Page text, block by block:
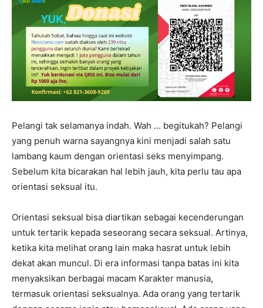
Pelangi tak selamanya indah. Wah … begitukah? Pelangi
yang penuh warna sayangnya kini menjadi salah satu
lambang kaum dengan orientasi seks menyimpang.
Sebelum kita bicarakan hal lebih jauh, kita perlu tau apa
orientasi seksual itu.
Orientasi seksual bisa diartikan sebagai kecenderungan
untuk tertarik kepada seseorang secara seksual. Artinya,
ketika kita melihat orang lain maka hasrat untuk lebih
dekat akan muncul. Di era informasi tanpa batas ini kita
menyaksikan berbagai macam Karakter manusia,
termasuk orientasi seksualnya. Ada orang yang tertarik